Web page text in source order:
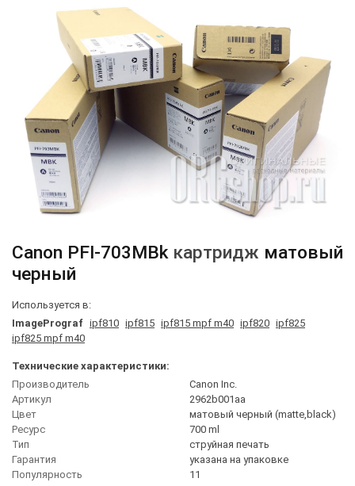
Canon PFI-703MBk картридж матовый
черный
Используется в:
ImagePrograf ipf810 ipf815 ipf815 mpf m40 ipf820 ipf825
ipf825 mpf m40
Технические характеристики:
Производитель
Canon Inc.
Артикул
2962b001aa
Цвет
матовый черный (matte,black)
Ресурс
700 ml
Тип
струйная печать
Гарантия
указана на упаковке
Популярность
11